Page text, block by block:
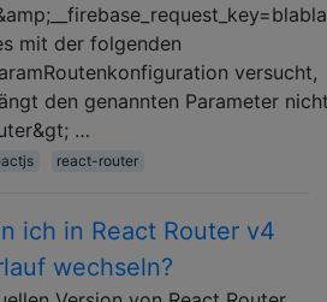
mit der folgenden
versucht,
den genannten Parameter
…
react-router
ich in React Router v4
wechseln?